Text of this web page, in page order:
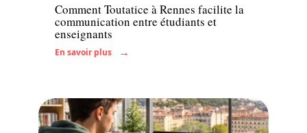
Comment Toutatice à Rennes facilite la
communication entre étudiants et
enseignants
En savoir plus